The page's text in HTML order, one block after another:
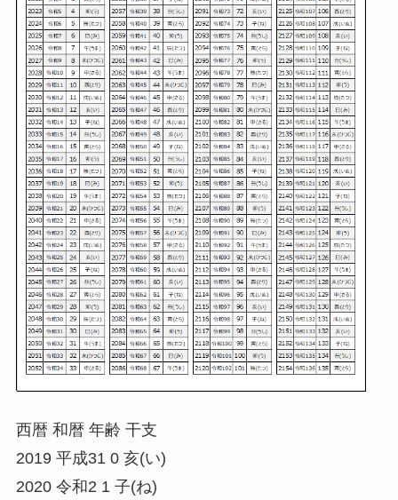
西暦 和暦 年齢 干支
2019 平成31 0 亥(い)
2020 令和2 1 子(ね)